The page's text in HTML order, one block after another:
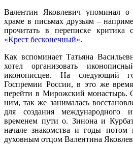
Валентин Яковлевич упоминал о
храме в письмах друзьям –
прочитать в переписке
«Крест бесконечный».
Как вспоминает Татьяна
хотел организовать
иконописцев. На следующий
Госпремии России, в это же
перейти в Мирожский монастырь.
ним, так же занималась
для создания международного
временем пути о. Зинона и
начале знакомства и годы
духовным отцом Валентина